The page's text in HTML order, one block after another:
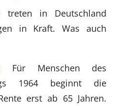
treten in Deutschland
in Kraft. Was auch
Für Menschen des
1964 beginnt die
erst ab 65 Jahren.